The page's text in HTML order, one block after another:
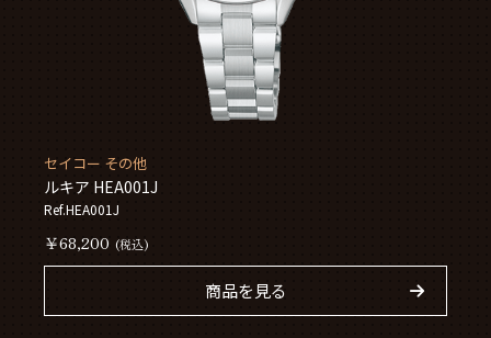
セイコー その他
ルキア HEA001J
Ref.HEA001J
￥68,200 (税込)
商品を見る